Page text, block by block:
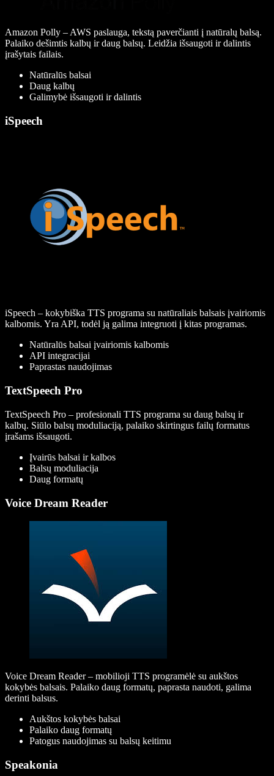
Amazon Polly – AWS paslauga, tekstą paverčianti į natūralų balsą.
Palaiko dešimtis kalbų ir daug balsų. Leidžia išsaugoti ir dalintis
įrašytais failais.
Natūralūs balsai
Daug kalbų
Galimybė išsaugoti ir dalintis
iSpeech
iSpeech – kokybiška TTS programa su natūraliais balsais įvairiomis
kalbomis. Yra API, todėl ją galima integruoti į kitas programas.
Natūralūs balsai įvairiomis kalbomis
API integracijai
Paprastas naudojimas
TextSpeech Pro
TextSpeech Pro – profesionali TTS programa su daug balsų ir
kalbų. Siūlo balsų moduliaciją, palaiko skirtingus failų formatus
įrašams išsaugoti.
Įvairūs balsai ir kalbos
Balsų moduliacija
Daug formatų
Voice Dream Reader
Voice Dream Reader – mobilioji TTS programėlė su aukštos
kokybės balsais. Palaiko daug formatų, paprasta naudoti, galima
derinti balsus.
Aukštos kokybės balsai
Palaiko daug formatų
Patogus naudojimas su balsų keitimu
Speakonia